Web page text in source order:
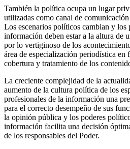
También la política ocupa un lugar
utilizadas como canal de
Los escenarios políticos cambian y los
información deben estar a la altura de
por lo vertiginoso de los
área de especialización periodística en
cobertura y tratamiento de los
La creciente complejidad de la
aumento de la cultura política de los
profesionales de la información una
para el correcto desempeño de sus
la opinión pública y los poderes
información facilita una decisión
de los responsables del Poder.